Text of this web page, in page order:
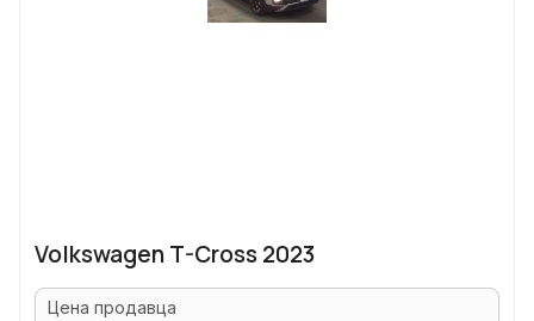
Volkswagen T-Cross 2023
Цена продавца